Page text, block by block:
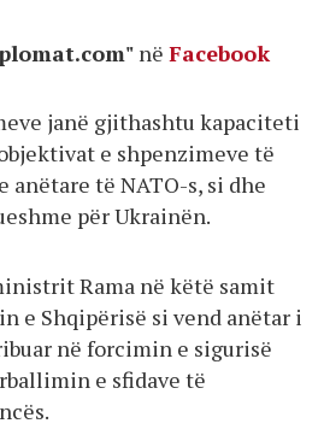
në Facebook
janë gjithashtu kapaciteti
e shpenzimeve të
anëtare të NATO-s, si dhe
për Ukrainën.
Rama në këtë samit
e Shqipërisë si vend anëtar i
në forcimin e sigurisë
e sfidave të